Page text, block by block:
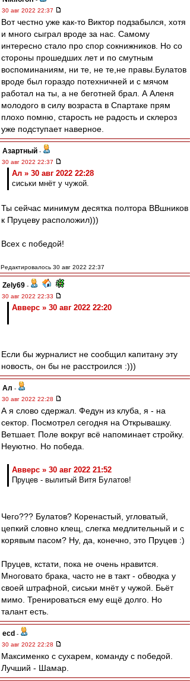
30 авг 2022 22:37
Вот честно уже как-то Виктор подзабылся, хотя
и много сыграл вроде за нас. Самому
интересно стало про спор сокнижников. Но со
стороны прошедших лет и по смутным
воспоминаниям, ни те, не те,не правы.Булатов
вроде был гораздо потехничней и с мячом
работал на ты, а не беготней брал. А Аленя
молодого в силу возраста в Спартаке прям
плохо помню, старость не радость и склероз
уже подступает наверное.
Азартный -
30 авг 2022 22:37
Ал » 30 авг 2022 22:28
сиськи мнёт у чужой.
Ты сейчас минимум десятка полтора ВВшников
к Пруцеву расположил)))
Всех с победой!
Редактировалось 30 авг 2022 22:37
Zely69 -
30 авг 2022 22:33
Авверс » 30 авг 2022 22:20
Если бы журналист не сообщил капитану эту
новость, он бы не расстроился :)))
Ал -
30 авг 2022 22:28
А я слово сдержал. Федун из клуба, я - на
сектор. Посмотрел сегодня на Открывашку.
Ветшает. Поле вокруг всё напоминает стройку.
Неуютно. Но победа.
Авверс » 30 авг 2022 21:52
Пруцев - вылитый Витя Булатов!
Чего??? Булатов? Коренастый, угловатый,
цепкий словно клещ, слегка медлительный и с
корявым пасом? Ну, да, конечно, это Пруцев :)
Пруцев, кстати, пока не очень нравится.
Многовато брака, часто не в такт - обводка у
своей штрафной, сиськи мнёт у чужой. Бьёт
мимо. Тренироваться ему ещё долго. Но
талант есть.
ecd -
30 авг 2022 22:28
Максименко с сухарем, команду с победой.
Лучший - Шамар.